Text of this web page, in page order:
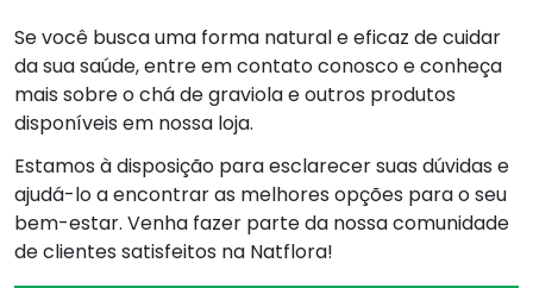
Se você busca uma forma natural e eficaz de cuidar
da sua saúde, entre em contato conosco e conheça
mais sobre o chá de graviola e outros produtos
disponíveis em nossa loja.
Estamos à disposição para esclarecer suas dúvidas e
ajudá-lo a encontrar as melhores opções para o seu
bem-estar. Venha fazer parte da nossa comunidade
de clientes satisfeitos na Natflora!